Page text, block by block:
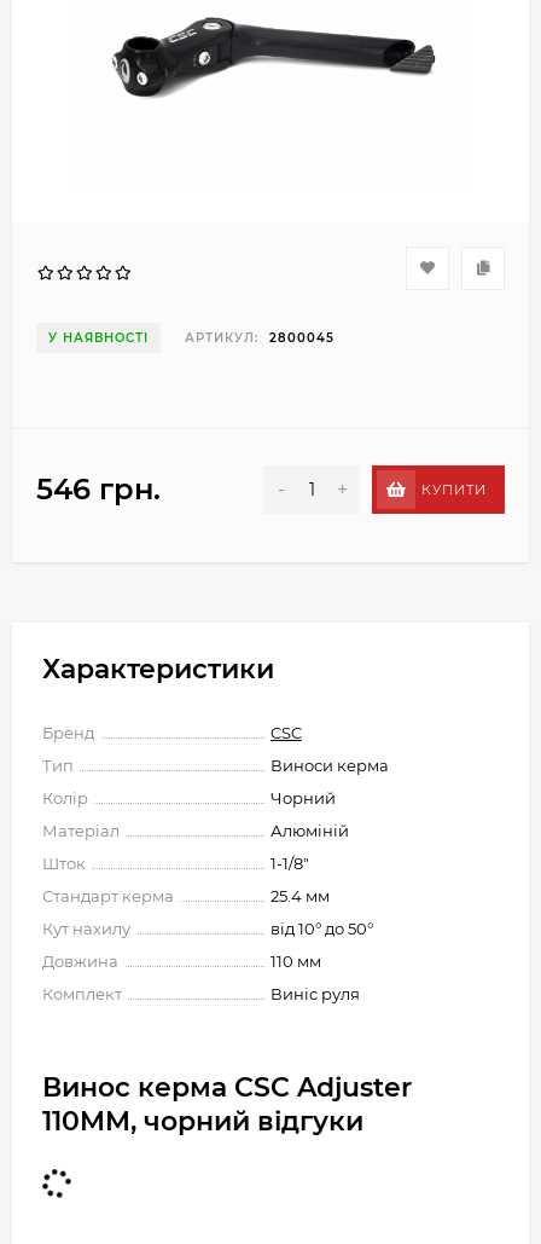
У НАЯВНОСТІ АРТИКУЛ: 2800045
546 грн. - + КУПИТИ
Характеристики
Бренд
CSC
Тип
Виноси керма
Колір
Чорний
Матеріал
Алюміній
Шток
1-1/8"
Стандарт керма
25.4 мм
Кут нахилу
від 10° до 50°
Довжина
110 мм
Комплект
Виніс руля
Винос керма CSC Adjuster
110MM, чорний відгуки